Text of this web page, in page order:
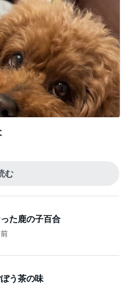
む
た鹿の子百合
う茶の味